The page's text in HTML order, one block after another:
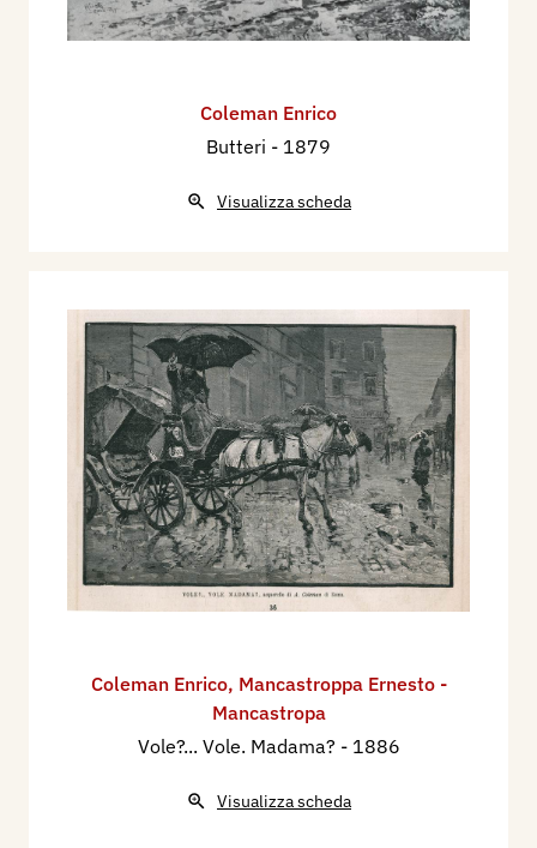
Coleman Enrico
Butteri - 1879
Visualizza scheda
Coleman Enrico, Mancastroppa Ernesto -
Mancastropa
Vole?... Vole. Madama? - 1886
Visualizza scheda